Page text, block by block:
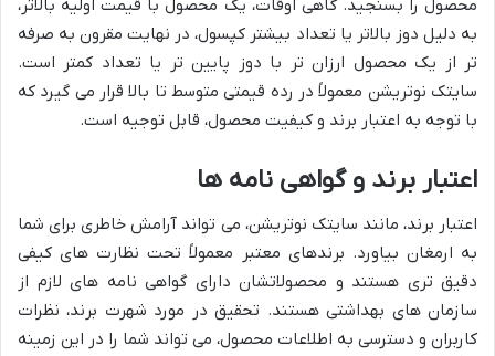
محصول را بسنجید. گاهی اوقات، یک محصول با قیمت اولیه بالاتر،
به دلیل دوز بالاتر یا تعداد بیشتر کپسول، در نهایت مقرون به صرفه
تر از یک محصول ارزان تر با دوز پایین تر یا تعداد کمتر است.
سایتک نوتریشن معمولاً در رده قیمتی متوسط تا بالا قرار می گیرد که
با توجه به اعتبار برند و کیفیت محصول، قابل توجیه است.
اعتبار برند و گواهی نامه ها
اعتبار برند، مانند سایتک نوتریشن، می تواند آرامش خاطری برای شما
به ارمغان بیاورد. برندهای معتبر معمولاً تحت نظارت های کیفی
دقیق تری هستند و محصولاتشان دارای گواهی نامه های لازم از
سازمان های بهداشتی هستند. تحقیق در مورد شهرت برند، نظرات
کاربران و دسترسی به اطلاعات محصول، می تواند شما را در این زمینه